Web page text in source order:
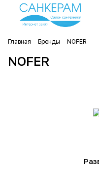
Главная Бренды NOFER
NOFER